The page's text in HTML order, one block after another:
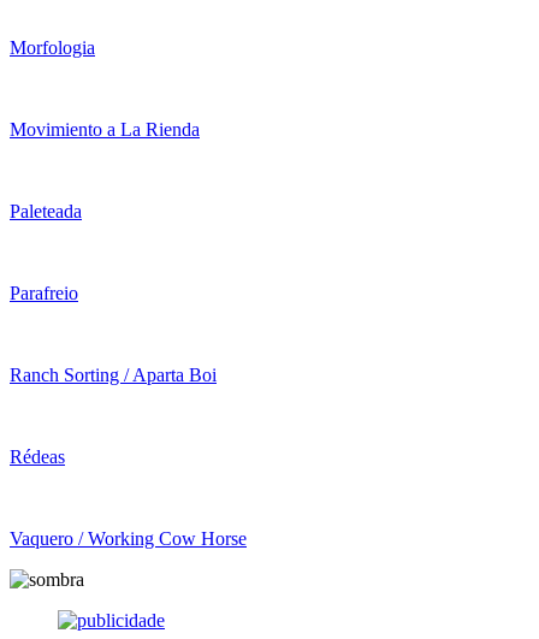
Morfologia
Movimiento a La Rienda
Paleteada
Parafreio
Ranch Sorting / Aparta Boi
Rédeas
Vaquero / Working Cow Horse